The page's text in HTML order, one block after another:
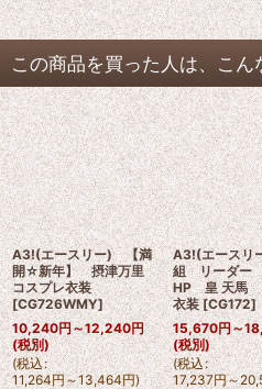
この商品を買った人は、こ
A3!(エースリー) 【満
開☆新年】 摂津万里
コスプレ衣装
[CG726WMY]
10,240円～12,240円
(税別)
(税込:
11,264円～13,464円)
A3!(エース
組 リーダー
HP 皇 天馬
衣装 [CG172]
15,670円～
(税別)
(税込:
17,237円～